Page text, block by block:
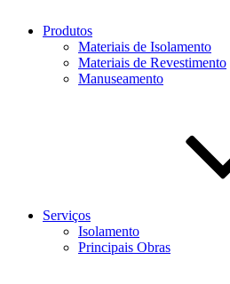
Produtos
Materiais de Isolamento
Materiais de Revestimento
Manuseamento
Serviços
Isolamento
Principais Obras